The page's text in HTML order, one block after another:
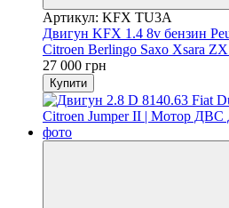
Артикул: KFX TU3A
Двигун KFX 1.4 8v бензин
Citroen Berlingo Saxo Xsara
27 000 грн
Купити